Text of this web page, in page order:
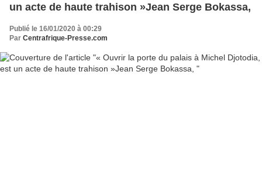
un acte de haute trahison »Jean Serge Bokassa,
Publié le 16/01/2020 à 00:29
Par Centrafrique-Presse.com